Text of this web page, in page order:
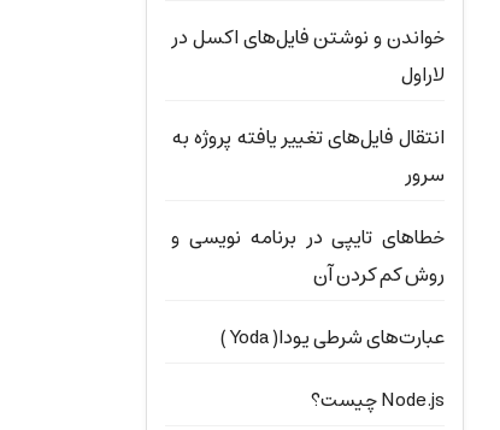
خواندن و نوشتن فایل‌های اکسل در
لاراول
انتقال فایل‌های تغییر یافته پروژه به
سرور
خطاهای تایپی در برنامه نویسی و
روش کم کردن آن
عبارت‌های شرطی یودا( Yoda )
Node.js چیست؟